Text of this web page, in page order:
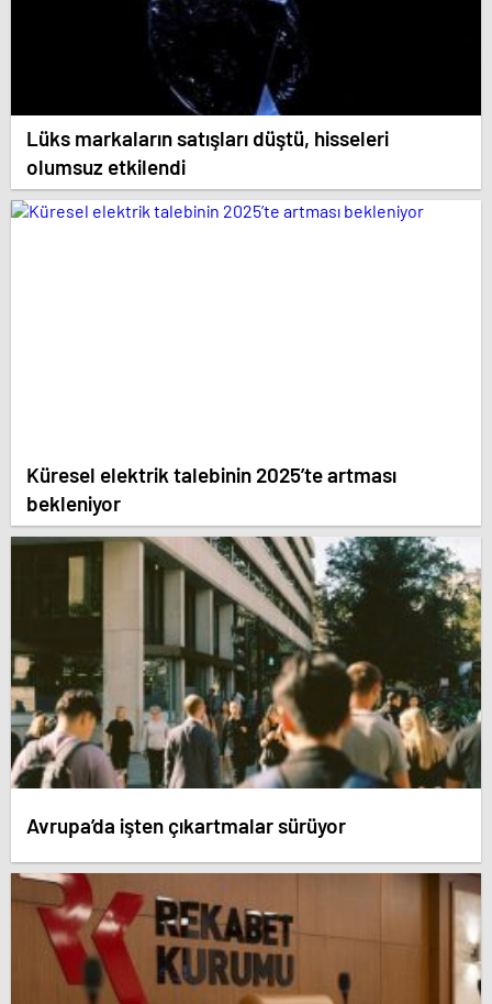
Lüks markaların satışları düştü, hisseleri
olumsuz etkilendi
Küresel elektrik talebinin 2025’te artması
bekleniyor
Avrupa’da işten çıkartmalar sürüyor